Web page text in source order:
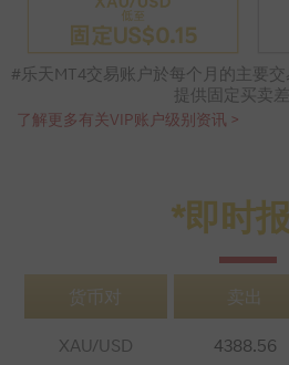
#乐天MT4交易账户於每个月的主要
提供固定买卖差
了解更多有关VIP账户级别资讯 >
*即时
货币对 卖出
XAU/USD 4388.56